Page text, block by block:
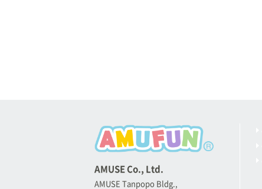
AMUSE Co., Ltd.
AMUSE Tanpopo Bldg.,